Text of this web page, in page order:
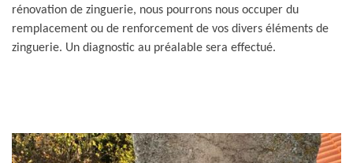
rénovation de zinguerie, nous pourrons nous occuper du
remplacement ou de renforcement de vos divers éléments de
zinguerie. Un diagnostic au préalable sera effectué.